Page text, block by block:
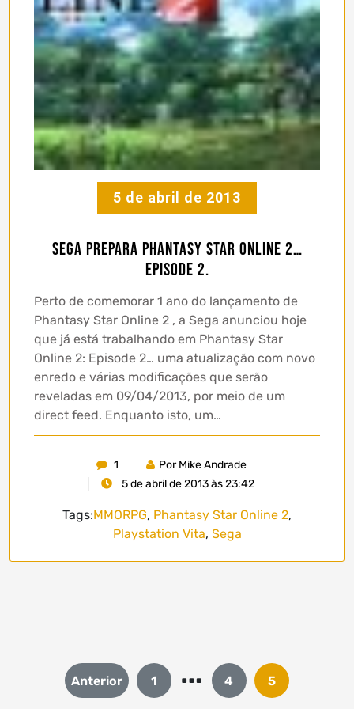
5 de abril de 2013
Sega prepara Phantasy Star Online 2…
Episode 2.
Perto de comemorar 1 ano do lançamento de
Phantasy Star Online 2 , a Sega anunciou hoje
que já está trabalhando em Phantasy Star
Online 2: Episode 2… uma atualização com novo
enredo e várias modificações que serão
reveladas em 09/04/2013, por meio de um
direct feed. Enquanto isto, um…
1
Por Mike Andrade
5 de abril de 2013 às 23:42
Tags:MMORPG, Phantasy Star Online 2,
Playstation Vita, Sega
Paginação
de
Anterior 1 … 4 5